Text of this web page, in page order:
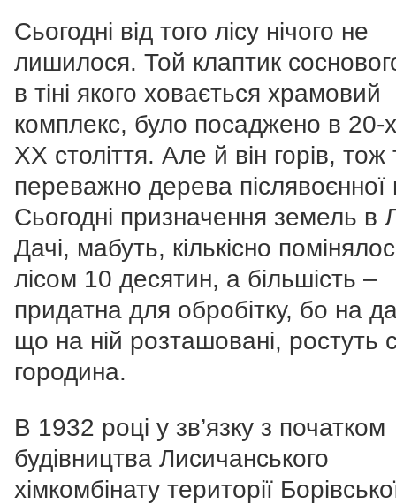
Сьогодні від того лісу нічого не
лишилося. Той клаптик
в тіні якого ховається храмовий
комплекс, було посаджено в 20-
ХХ століття. Але й він горів, тож
переважно дерева післявоєнної
Сьогодні призначення земель в
Дачі, мабуть, кількісно
лісом 10 десятин, а більшість –
придатна для обробітку, бо на
що на ній розташовані, ростуть
городина.
В 1932 році у зв’язку з початком
будівництва Лисичанського
хімкомбінату території